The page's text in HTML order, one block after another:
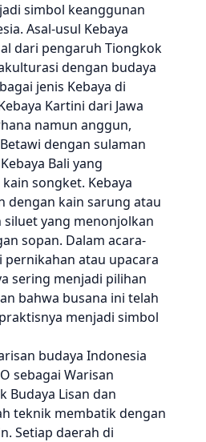
simbol keanggunan
Asal-usul Kebaya
dari pengaruh Tiongkok
dengan budaya
jenis Kebaya di
Kartini dari Jawa
namun anggun,
dengan sulaman
Bali yang
songket. Kebaya
dengan kain sarung atau
yang menonjolkan
sopan. Dalam acara-
pernikahan atau upacara
sering menjadi pilihan
bahwa busana ini telah
menjadi simbol
budaya Indonesia
sebagai Warisan
Budaya Lisan dan
teknik membatik dengan
Setiap daerah di